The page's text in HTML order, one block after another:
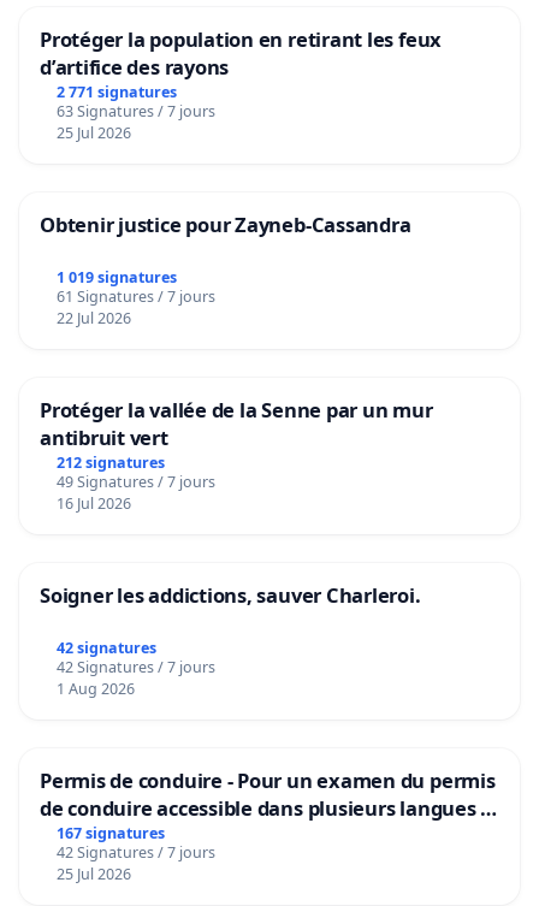
Protéger la population en retirant les feux
d’artifice des rayons
2 771 signatures
63 Signatures / 7 jours
25 Jul 2026
Obtenir justice pour Zayneb-Cassandra
1 019 signatures
61 Signatures / 7 jours
22 Jul 2026
Protéger la vallée de la Senne par un mur
antibruit vert
212 signatures
49 Signatures / 7 jours
16 Jul 2026
Soigner les addictions, sauver Charleroi.
42 signatures
42 Signatures / 7 jours
1 Aug 2026
Permis de conduire - Pour un examen du permis
de conduire accessible dans plusieurs langues à
Bruxelles
167 signatures
42 Signatures / 7 jours
25 Jul 2026